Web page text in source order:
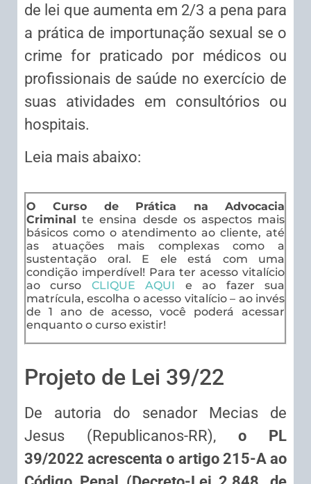
de lei que aumenta em 2/3 a pena para
a prática de importunação sexual se o
crime for praticado por médicos ou
profissionais de saúde no exercício de
suas atividades em consultórios ou
hospitais.
Leia mais abaixo:
O Curso de Prática na Advocacia
Criminal
te ensina desde os aspectos mais
básicos como o atendimento ao cliente, até
as atuações mais complexas como a
sustentação oral. E ele está com uma
condição imperdível! Para ter acesso vitalício
ao curso CLIQUE AQUI e ao fazer sua
matrícula, escolha o acesso vitalício – ao invés
de 1 ano de acesso, você poderá acessar
enquanto o curso existir!
Projeto de Lei 39/22
De autoria do senador Mecias de
Jesus (Republicanos-RR), o PL
39/2022 acrescenta o artigo 215-A ao